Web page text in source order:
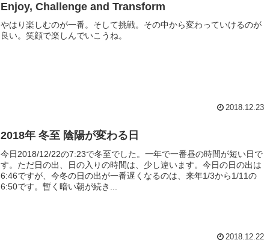
Enjoy, Challenge and Transform
やはり楽しむのが一番。そして挑戦。その中から変わっていけるのが
良い。笑顔で楽しんでいこうね。
2018.12.23
2018年 冬至 陰陽が変わる日
今日2018/12/22の7:23で冬至でした。一年で一番昼の時間が短い日で
す。ただ日の出、日の入りの時間は、少し違います。今日の日の出は
6:46ですが、今冬の日の出が一番遅くなるのは、来年1/3から1/11の
6:50です。暫く暗い朝が続き...
2018.12.22